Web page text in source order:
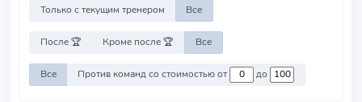
Только с текущим тренером Все
После 🏆 Кроме после 🏆 Все
Все Против команд со стоимостью от до